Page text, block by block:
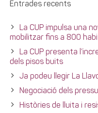
Entrades recents
La CUP impulsa una
mobilitzar fins a 800
La CUP presenta
dels pisos buits
Ja podeu llegir La
Negociació dels
Històries de lluita i